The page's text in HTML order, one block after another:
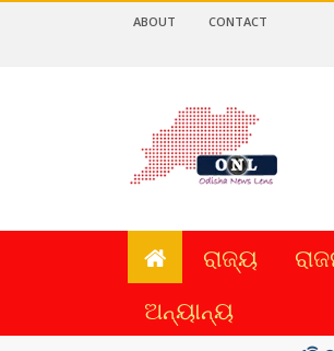
ABOUT CONTACT
ରାଜ୍ୟ
ଅନ୍ୟାନ୍ୟ